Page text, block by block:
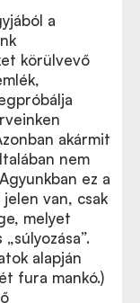
a
körülvevő
akármit
nem
ez a
van, csak
melyet
„súlyozása”.
alapján
fura mankó.)